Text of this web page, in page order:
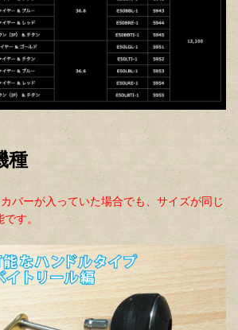
種
バーが入っていた場合でも、サイズが同じ
す。